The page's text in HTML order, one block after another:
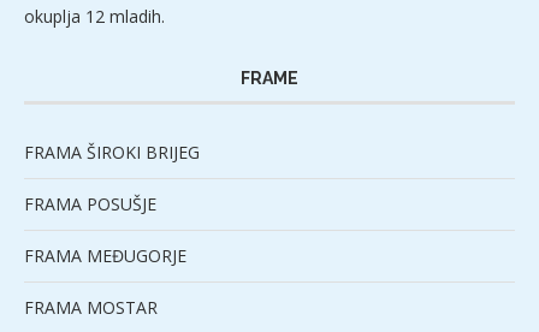
okuplja 12 mladih.
FRAME
FRAMA ŠIROKI BRIJEG
FRAMA POSUŠJE
FRAMA MEĐUGORJE
FRAMA MOSTAR